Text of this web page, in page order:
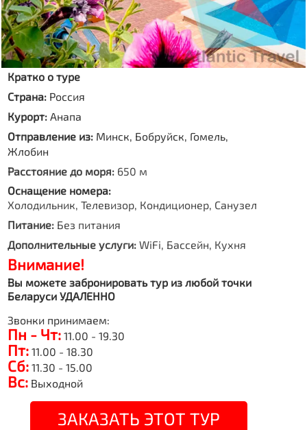
Кратко о туре
Страна: Россия
Курорт:Анапа
Отправление из: Минск, Бобруйск, Гомель,
Жлобин
Расстояние до моря: 650 м
Оснащение номера:
Холодильник, Телевизор, Кондиционер, Санузел
Питание: Без питания
Дополнительные услуги: WiFi, Бассейн, Кухня
Внимание!
Вы можете забронировать тур из любой точки
Беларуси УДАЛЕННО
Звонки принимаем:
Пн - Чт: 11.00 - 19.30
Пт: 11.00 - 18.30
Сб: 11.30 - 15.00
Вс: Выходной
ЗАКАЗАТЬ ЭТОТ ТУР